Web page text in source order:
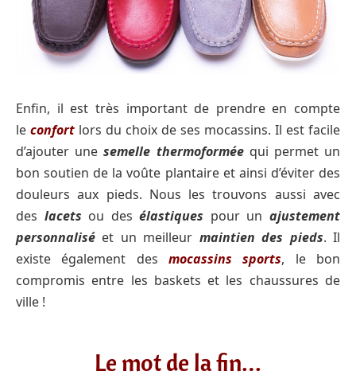
Enfin, il est très important de prendre en compte
le confort lors du choix de ses mocassins. Il est facile
d’ajouter unesemelle thermoforméequi permet un
bon soutien de la voûte plantaire et ainsi d’éviter des
douleurs aux pieds. Nous les trouvons aussi avec
des lacets ou desélastiques pour unajustement
personnalisé et un meilleur maintien des pieds. Il
existe également des mocassins sports, le bon
compromis entre les baskets et les chaussures de
ville !
Le mot de la fin…